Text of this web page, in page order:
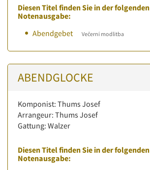
Diesen Titel finden Sie in der folgenden
Notenausgabe:
Abendgebet
Večerní modlitba
ABENDGLOCKE
Komponist: Thums Josef
Arrangeur: Thums Josef
Gattung: Walzer
Diesen Titel finden Sie in der folgenden
Notenausgabe: